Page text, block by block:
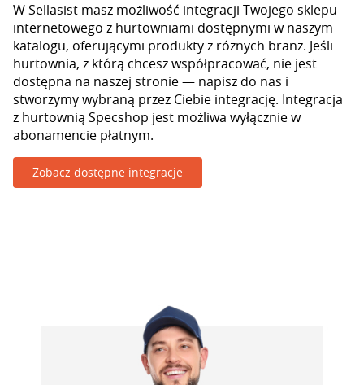
W Sellasist masz możliwość integracji Twojego sklepu
internetowego z hurtowniami dostępnymi w naszym
katalogu, oferującymi produkty z różnych branż. Jeśli
hurtownia, z którą chcesz współpracować, nie jest
dostępna na naszej stronie — napisz do nas i
stworzymy wybraną przez Ciebie integrację. Integracja
z hurtownią Specshop jest możliwa wyłącznie w
abonamencie płatnym.
Zobacz dostępne integracje